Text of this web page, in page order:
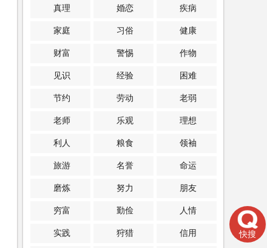
真理 婚恋 疾病
家庭 习俗 健康
财富 警惕 作物
见识 经验 困难
节约 劳动 老弱
老师 乐观 理想
利人 粮食 领袖
旅游 名誉 命运
磨炼 努力 朋友
穷富 勤俭 人情
实践 狩猎 信用 快搜